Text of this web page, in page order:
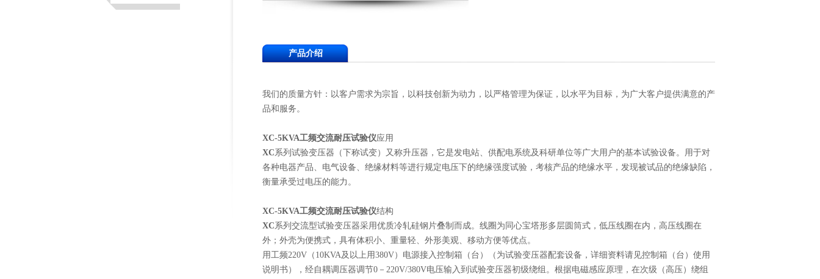
产品介绍
我们的质量方针：以客户需求为宗旨，以科技创新为动力，以严格管理为保证，以水平为目标，为广大客户提供满意的产
品和服务。
XC-5KVA工频交流耐压试验仪应用
XC系列试验变压器（下称试变）又称升压器，它是发电站、供配电系统及科研单位等广大用户的基本试验设备。用于对
各种电器产品、电气设备、绝缘材料等进行规定电压下的绝缘强度试验，考核产品的绝缘水平，发现被试品的绝缘缺陷，
衡量承受过电压的能力。
XC-5KVA工频交流耐压试验仪结构
XC系列交流型试验变压器采用优质冷轧硅钢片叠制而成。线圈为同心宝塔形多层圆筒式，低压线圈在内，高压线圈在
外；外壳为便携式，具有体积小、重量轻、外形美观、移动方便等优点。
用工频220V（10KVA及以上用380V）电源接入控制箱（台）（为试验变压器配套设备，详细资料请见控制箱（台）使用
说明书），经自耦调压器调节0－220V/380V电压输入到试验变压器初级绕组。根据电磁感应原理，在次级（高压）绕组